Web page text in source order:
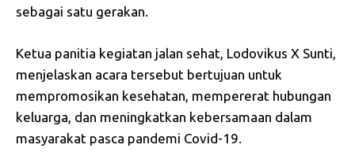
sebagai satu gerakan.
Ketua panitia kegiatan jalan sehat, Lodovikus X Sunti,
menjelaskan acara tersebut bertujuan untuk
mempromosikan kesehatan, mempererat hubungan
keluarga, dan meningkatkan kebersamaan dalam
masyarakat pasca pandemi Covid-19.